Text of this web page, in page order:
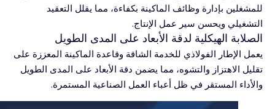
للمشغلين بإدارة وظائف الماكينة بكفاءة، مما يقلل التعقيد
التشغيلي ويحسن سير عمل الإنتاج.
الصلابة الهيكلية لدقة الأبعاد على المدى الطويل
يعمل الإطار الفولاذي للخدمة الشاقة وقاعدة الماكينة المعززة على
تقليل الاهتزاز والتشوه، مما يضمن دقة الأبعاد على المدى الطويل
والأداء المستقر في ظل أعباء العمل الصناعية المستمرة.